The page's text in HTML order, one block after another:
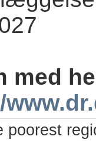
med
poorest